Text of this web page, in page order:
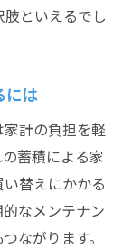
といえるでし
には
計の負担を軽
蓄積による家
替えにかかる
なメンテナン
ながります。